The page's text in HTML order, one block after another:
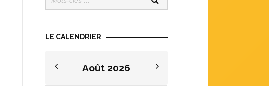
LE CALENDRIER
Août 2026